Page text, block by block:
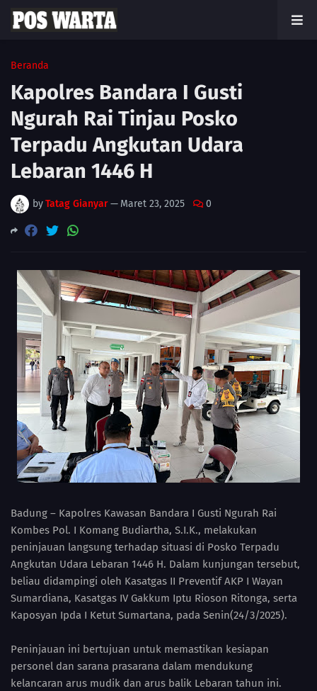
Beranda
Kapolres Bandara I Gusti
Ngurah Rai Tinjau Posko
Terpadu Angkutan Udara
Lebaran 1446 H
byTatag Gianyar— Maret 23, 2025 0
Badung – Kapolres Kawasan Bandara I Gusti Ngurah Rai
Kombes Pol. I Komang Budiartha, S.I.K., melakukan
peninjauan langsung terhadap situasi di Posko Terpadu
Angkutan Udara Lebaran 1446 H. Dalam kunjungan tersebut,
beliau didampingi oleh Kasatgas II Preventif AKP I Wayan
Sumardiana, Kasatgas IV Gakkum Iptu Rioson Ritonga, serta
Kaposyan Ipda I Ketut Sumartana, pada Senin(24/3/2025).
Peninjauan ini bertujuan untuk memastikan kesiapan
personel dan sarana prasarana dalam mendukung
kelancaran arus mudik dan arus balik Lebaran tahun ini.